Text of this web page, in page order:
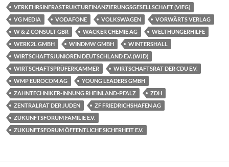
VERKEHRSINFRASTRUKTURFINANZIERUNGSGESELLSCHAFT (VIFG)
VG MEDIA
VODAFONE VOLKSWAGEN
VORWÄRTS VERLAG
W & Z CONSULT GBR
WACKER CHEMIE AG
WELTHUNGERHILFE
WERK2L GMBH
WINDMW GMBH
WINTERSHALL
WIRTSCHAFTSJUNIOREN DEUTSCHLAND E.V. (WJD)
WIRTSCHAFTSPRÜFERKAMMER
WIRTSCHAFTSRAT DER CDU E.V.
WMP EUROCOM AG
YOUNG LEADERS GMBH
ZAHNTECHNIKER-INNUNG RHEINLAND-PFALZ
ZDH
ZENTRALRAT DER JUDEN
ZF FRIEDRICHSHAFEN AG
ZUKUNFTSFORUM FAMILIE E.V.
ZUKUNFTSFORUM ÖFFENTLICHE SICHERHEIT E.V.